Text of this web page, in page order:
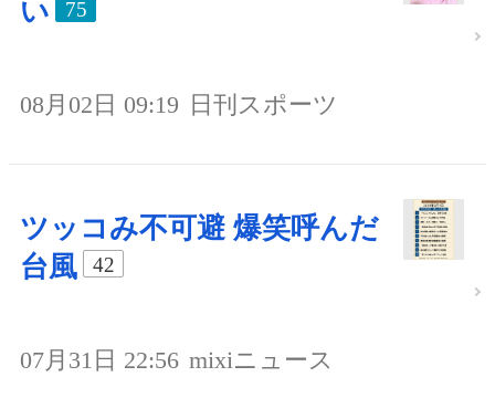
い
75
08月02日 09:19 日刊スポーツ
ツッコみ不可避 爆笑呼んだ
台風
42
07月31日 22:56 mixiニュース